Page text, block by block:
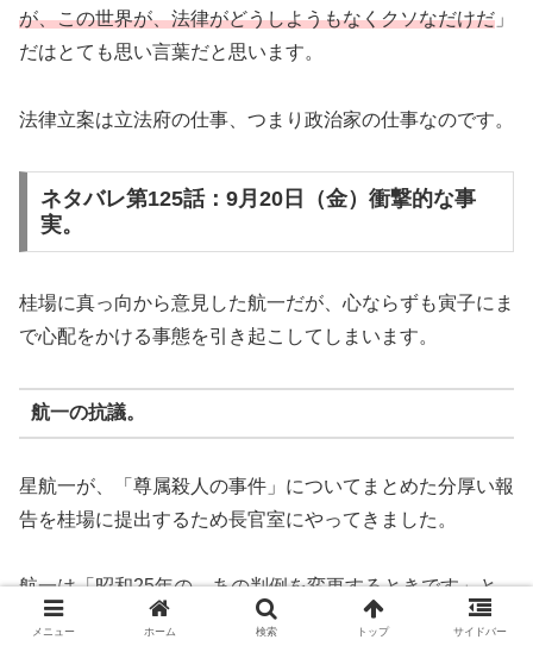
が、この世界が、法律がどうしようもなくクソなだけだ 」
だはとても思い言葉だと思います。
法律立案は立法府の仕事、つまり政治家の仕事なのです。
ネタバレ第125話：9月20日（金）衝撃的な事
実。
桂場に真っ向から意見した航一だが、心ならずも寅子にま
で心配をかける事態を引き起こしてしまいます。
航一の抗議。
星航一が、「尊属殺人の事件」についてまとめた分厚い報
告を桂場に提出するため長官室にやってきました。
航一は「昭和25年の、あの判例を変更するときです」と
桂場に言います。
メニュー ホーム 検索 トップ サイドバー